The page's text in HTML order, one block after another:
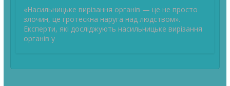
«Насильницьке вирізання органів — це не просто
злочин, це гротескна наруга над людством».
Експерти, які досліджують насильницьке вирізання
органів у